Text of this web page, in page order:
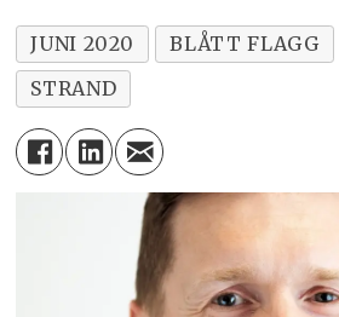
JUNI 2020 BLÅTT FLAGG
STRAND